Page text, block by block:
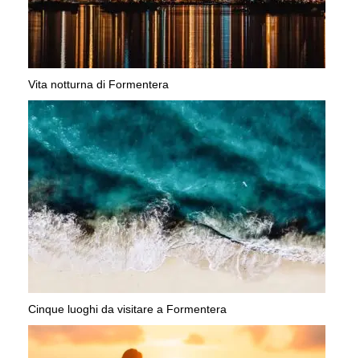
Vita notturna di Formentera
Cinque luoghi da visitare a Formentera